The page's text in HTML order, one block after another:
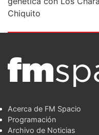
Chiquito
Acerca de FM Spacio
Programación
Archivo de Noticias